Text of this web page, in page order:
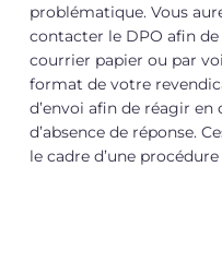
problématique. Vous
contacter le DPO afin
courrier papier ou par
format de votre
d’envoi afin de réagir
d’absence de réponse.
le cadre d’une